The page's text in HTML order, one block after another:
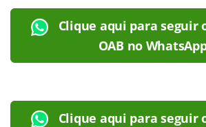
Clique aqui para seguir
OAB no
Clique aqui para seguir